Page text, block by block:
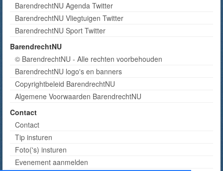
BarendrechtNU Agenda Twitter
BarendrechtNU Vliegtuigen Twitter
BarendrechtNU Sport Twitter
BarendrechtNU
© BarendrechtNU - Alle rechten voorbehouden
BarendrechtNU logo's en banners
Copyrightbeleid BarendrechtNU
Algemene Voorwaarden BarendrechtNU
Contact
Contact
Tip insturen
Foto('s) insturen
Evenement aanmelden